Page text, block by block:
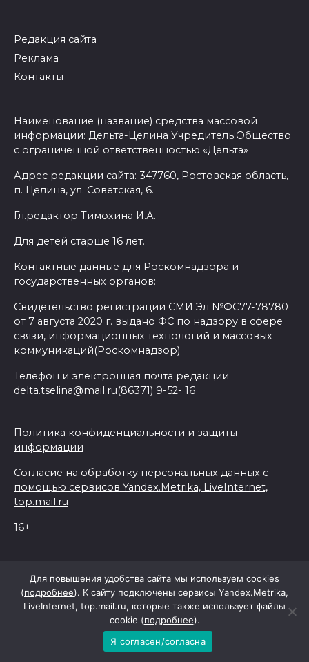
Редакция сайта
Реклама
Контакты
Наименование (название) средства массовой
информации: Дельта-Целина Учредитель:Общество
с ограниченной ответственностью «Дельта»
Адрес редакции сайта: 347760, Ростовская область,
п. Целина, ул. Советская, 6.
Гл.редактор Тимохина И.А.
Для детей старше 16 лет.
Контактные данные для Роскомнадзора и
государственных органов:
Свидетельство регистрации СМИ Эл №ФС77-78780
от 7 августа 2020 г. выдано ФС по надзору в сфере
связи, информационных технологий и массовых
коммуникаций(Роскомнадзор)
Телефон и электронная почта редакции
delta.tselina@mail.ru(86371) 9-52- 16
Политика конфиденциальности и защиты
информации
Согласие на обработку персональных данных с
помощью сервисов Yandex.Metrika, LiveInternet,
top.mail.ru
16+
При поддержке Правительства Ростовской области
Для повышения удобства сайта мы используем cookies
(подробнее). К сайту подключены сервисы Yandex.Metrika,
LiveInternet, top.mail.ru, которые также использует файлы
cookie (подробнее).
Я согласен/согласна